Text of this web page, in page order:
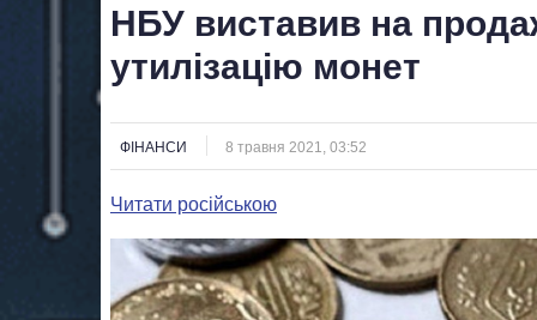
НБУ виставив на
утилізацію монет
ФІНАНСИ 8 травня 2021, 03:52
Читати російською